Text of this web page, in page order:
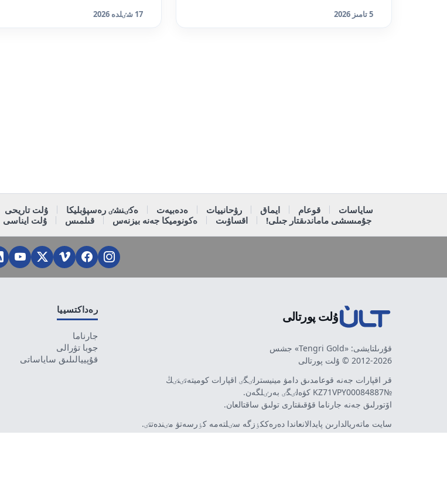
5 تامىز 2026 17 شٸلدە 2026
ساياسات قوعام ايماق رۋحانييات ەدەبيەت ەكٸنشٸ رەسپۋبليكا ۇلت تاريحى
جۇمىسشى ماماندىقتار جىلى!
اقساۋىت ەكونوميكا جەنە بيزنەس قىلمىس ۇلت ايناسى
ۇلت پورتالى
قۇرىلتايشى: «Tengri Gold» جشس
2012-2026 © ۇلت پورتالى
قر اقپارات جەنە قوعامدىق دامۋ مينيسترلٸگٸ اقپارات كوميتەتٸنٸڭ
№KZ71VPY00084887 كۋەلٸگٸ بەرٸلگەن.
اۆتورلىق جەنە جارناما قۇقىقتارى تولىق ساقتالعان.
سايت ماتەريالدارىن پايدالانعاندا دەرەككٶزگە سٸلتەمە كٶرسەتۋ مٸندەتتٸ.
اۆتورلار پٸكٸرٸ مەن رەداكتسييا كٶزقاراسى سەيكەس كەلە بەرمەۋٸ
رەداكتسييا
جارناما
جوبا تۋرالى
قۇپييالىلىق ساياساتى